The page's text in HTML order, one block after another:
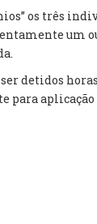
os três
um
detidos
aplicação